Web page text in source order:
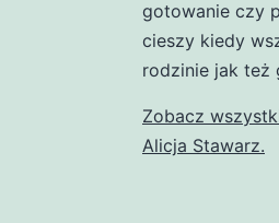
gotowanie czy
cieszy kiedy
rodzinie jak też
Zobacz
Alicja Stawarz.